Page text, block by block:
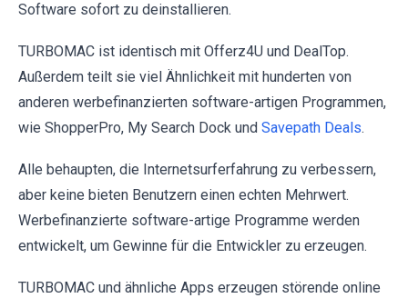
Software sofort zu deinstallieren.
TURBOMAC ist identisch mit Offerz4U und DealTop.
Außerdem teilt sie viel Ähnlichkeit mit hunderten von
anderen werbefinanzierten software-artigen Programmen,
wie ShopperPro, My Search Dock und Savepath Deals.
Alle behaupten, die Internetsurferfahrung zu verbessern,
aber keine bieten Benutzern einen echten Mehrwert.
Werbefinanzierte software-artige Programme werden
entwickelt, um Gewinne für die Entwickler zu erzeugen.
TURBOMAC und ähnliche Apps erzeugen störende online